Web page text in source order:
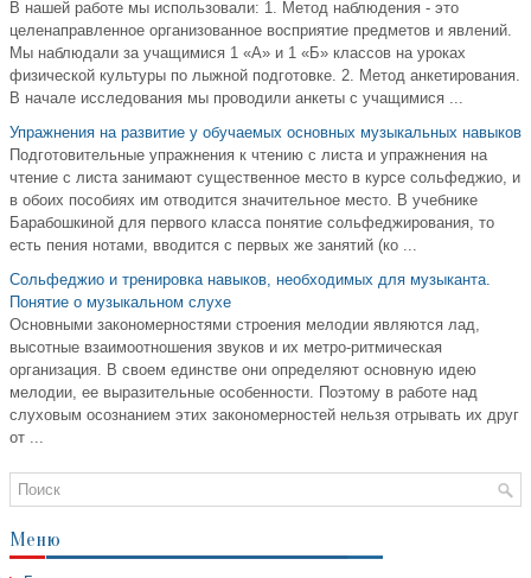
В нашей работе мы использовали: 1. Метод наблюдения - это
целенаправленное организованное восприятие предметов и явлений.
Мы наблюдали за учащимися 1 «А» и 1 «Б» классов на уроках
физической культуры по лыжной подготовке. 2. Метод анкетирования.
В начале исследования мы проводили анкеты с учащимися ...
Упражнения на развитие у обучаемых основных музыкальных навыков
Подготовительные упражнения к чтению с листа и упражнения на
чтение с листа занимают существенное место в курсе сольфеджио, и
в обоих пособиях им отводится значительное место. В учебнике
Барабошкиной для первого класса понятие сольфеджирования, то
есть пения нотами, вводится с первых же занятий (ко ...
Сольфеджио и тренировка навыков, необходимых для музыканта.
Понятие о музыкальном слухе
Основными закономерностями строения мелодии являются лад,
высотные взаимоотношения звуков и их метро-ритмическая
организация. В своем единстве они определяют основную идею
мелодии, ее выразительные особенности. Поэтому в работе над
слуховым осознанием этих закономерностей нельзя отрывать их друг
от ...
Меню